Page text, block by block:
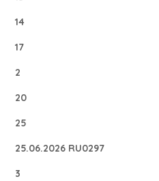
14
17
2
20
25
25.06.2026 RU0297
3